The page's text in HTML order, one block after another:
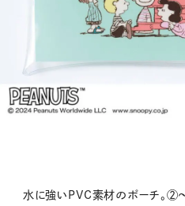
水に強いPVC素材のポーチ。②